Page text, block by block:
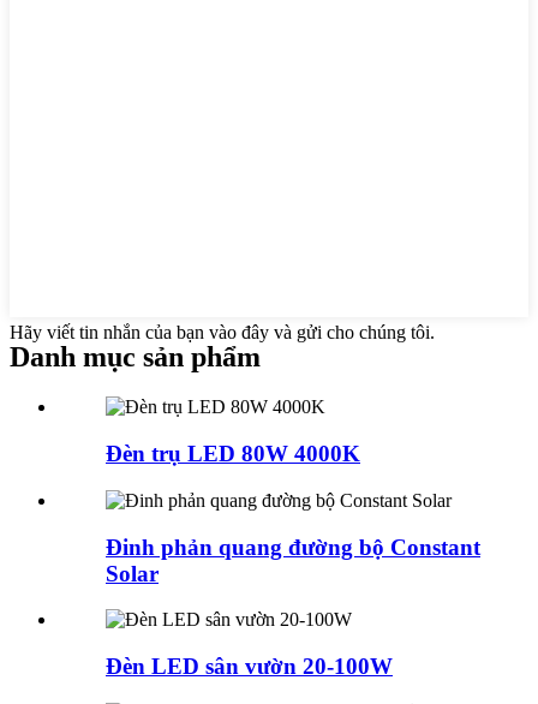
Hãy viết tin nhắn của bạn vào đây và gửi cho chúng tôi.
Danh mục sản phẩm
Đèn trụ LED 80W 4000K
Đinh phản quang đường bộ Constant
Solar
Đèn LED sân vườn 20-100W